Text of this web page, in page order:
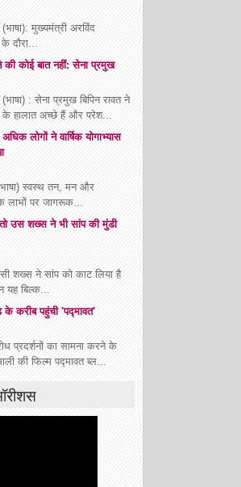
मुख्यमंत्री अरविंद
दौरा...
की कोई बात नहीं: सेना प्रमुख
: सेना प्रमुख बिपिन रावत ने
हालात अच्छे हैं और परेश...
लोगों ने वार्षिक योगाभ्यास
स्वस्थ तन, मन और
लाभों पर जागरूक...
उस शख्स ने भी सांप की मुंडी
शख्स ने सांप को काट लिया है
यह बिल्क...
के करीब पहुंची 'पद्मावत'
प्रदर्शनों का सामना करने के
की फिल्म पद्मावत ब्ल...